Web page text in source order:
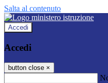
Salta al contenuto
Accedi
Accedi
button close ×